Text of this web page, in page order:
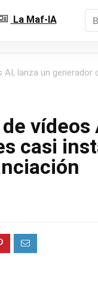
La Maf-IA
AI, lanza un
vídeos
casi